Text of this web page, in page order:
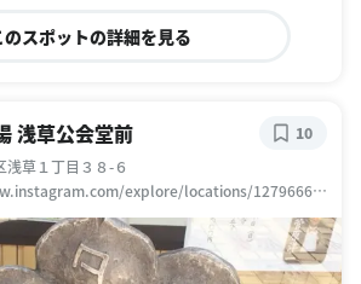
のスポットの詳細を見る
浅草公会堂前
浅草１丁目３８-６
explore/locations/12796660
10